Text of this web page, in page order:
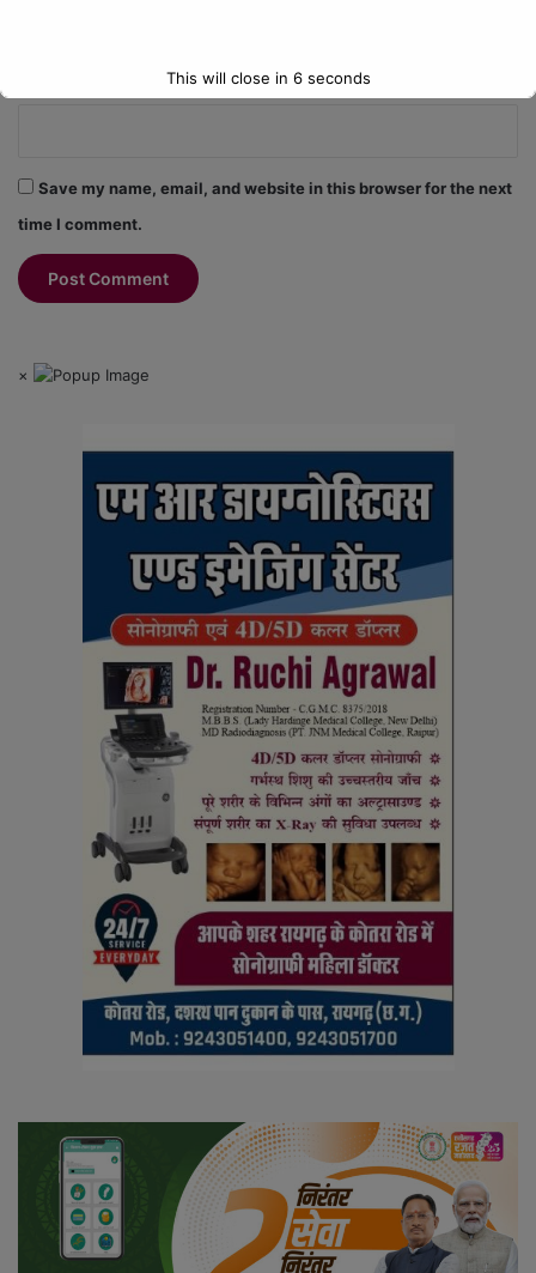
Save my name, email, and website in this browser for the next
time I comment.
×
This will close in 6seconds